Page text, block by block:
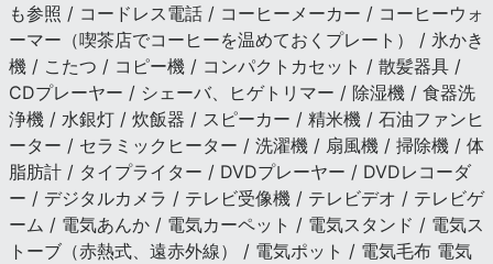
も参照 / コードレス電話 / コーヒーメーカー / コーヒーウォ
ーマー（喫茶店でコーヒーを温めておくプレート） / 氷かき
機 / こたつ / コピー機 / コンパクトカセット / 散髪器具 /
CDプレーヤー / シェーバ、ヒゲトリマー / 除湿機 / 食器洗
浄機 / 水銀灯 / 炊飯器 / スピーカー / 精米機 / 石油ファンヒ
ーター / セラミックヒーター / 洗濯機 / 扇風機 / 掃除機 / 体
脂肪計 / タイプライター / DVDプレーヤー / DVDレコーダ
ー / デジタルカメラ / テレビ受像機 / テレビデオ / テレビゲ
ーム / 電気あんか / 電気カーペット / 電気スタンド / 電気ス
トーブ（赤熱式、遠赤外線） / 電気ポット / 電気毛布 電気